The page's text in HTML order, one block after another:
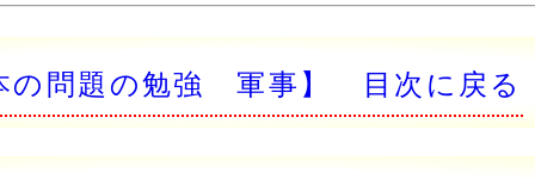
の問題の勉強 軍事】 目次に戻る